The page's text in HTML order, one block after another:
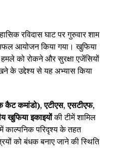
रविदास घाट पर गुरुवार शाम
आयोजन किया गया। खुफिया
को रोकने और सुरक्षा एजेंसियों
के उद्देश्य से यह अभ्यास किया
कैट कमांडो),एटीएस,एसटीएफ,
खुफिया इकाइयोंकी टीमें शामिल
काल्पनिक परिदृश्य के तहत
को बंधक बनाए जाने की स्थिति